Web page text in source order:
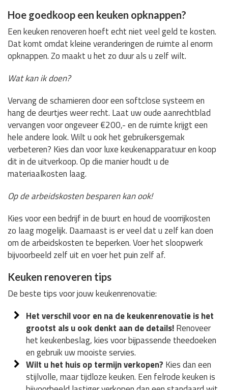
Hoe goedkoop een keuken opknappen?
Een keuken renoveren hoeft echt niet veel geld te kosten.
Dat komt omdat kleine veranderingen de ruimte al enorm
opknappen. Zo maakt u het zo duur als u zelf wilt.
Wat kan ik doen?
Vervang de scharnieren door een softclose systeem en
hang de deurtjes weer recht. Laat uw oude aanrechtblad
vervangen voor ongeveer €200,- en de ruimte krijgt een
hele andere look. Wilt u ook het gebruikersgemak
verbeteren? Kies dan voor luxe keukenapparatuur en koop
dit in de uitverkoop. Op die manier houdt u de
materiaalkosten laag.
Op de arbeidskosten besparen kan ook!
Kies voor een bedrijf in de buurt en houd de voorrijkosten
zo laag mogelijk. Daarnaast is er veel dat u zelf kan doen
om de arbeidskosten te beperken. Voer het sloopwerk
bijvoorbeeld zelf uit en voer het puin zelf af.
Keuken renoveren tips
De beste tips voor jouw keukenrenovatie:
Het verschil voor en na de keukenrenovatie is het
grootst als u ook denkt aan de details!Renoveer
het keukenbeslag, kies voor bijpassende theedoeken
en gebruik uw mooiste servies.
Wilt u het huis op termijn verkopen? Kies dan een
stijlvolle, maar tijdloze keuken. Een felrode keuken is